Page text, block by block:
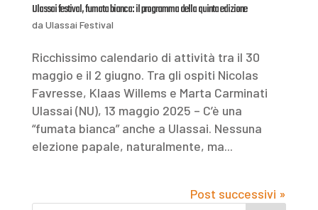
Ulassai festival, fumata bianca: il programma della quinta edizione
da Ulassai Festival
Ricchissimo calendario di attività tra il 30
maggio e il 2 giugno. Tra gli ospiti Nicolas
Favresse, Klaas Willems e Marta Carminati
Ulassai (NU), 13 maggio 2025 – C’è una
“fumata bianca” anche a Ulassai. Nessuna
elezione papale, naturalmente, ma...
Post successivi »